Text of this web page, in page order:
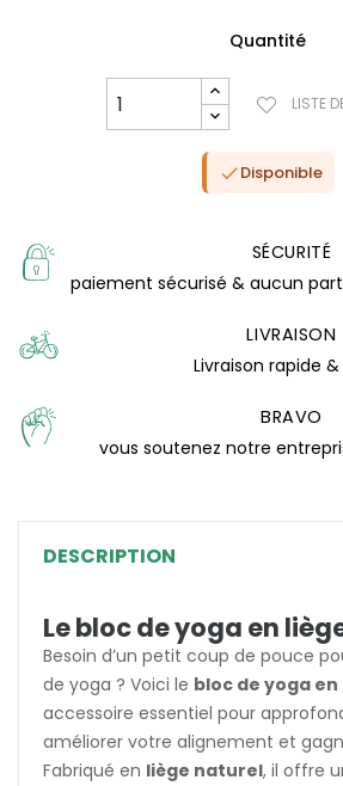
Quantité
LISTE
Disponible
SÉCURITÉ
paiement sécurisé & aucun
LIVRAISON
Livraison rapide
BRAVO
vous soutenez notre
DESCRIPTION
Le bloc de yoga en
Besoin d’un petit coup de pouce
de yoga ? Voici le bloc de yoga en
accessoire essentiel pour
améliorer votre alignement et
Fabriqué en liège naturel, il offre